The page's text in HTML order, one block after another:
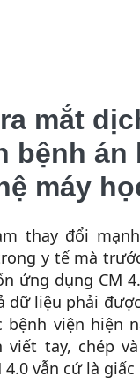
mắt
bệnh án
máy
thay đổi
y tế mà
ứng dụng CM
dữ liệu phải
bệnh viện hiện
viết tay, chép
4.0 vẫn cứ là